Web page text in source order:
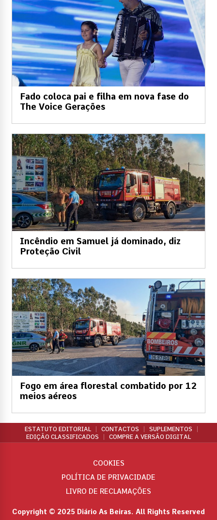
Fado coloca pai e filha em nova fase do
The Voice Gerações
Incêndio em Samuel já dominado, diz
Proteção Civil
Fogo em área florestal combatido por 12
meios aéreos
ESTATUTO EDITORIAL CONTACTOS
SUPLEMENTOS
EDIÇÃO CLASSIFICADOS
COMPRE A VERSÃO DIGITAL
Copyright © 2025 Diário As Beiras. All Rights Reserved
COOKIES
POLÍTICA DE PRIVACIDADE
LIVRO DE RECLAMAÇÕES